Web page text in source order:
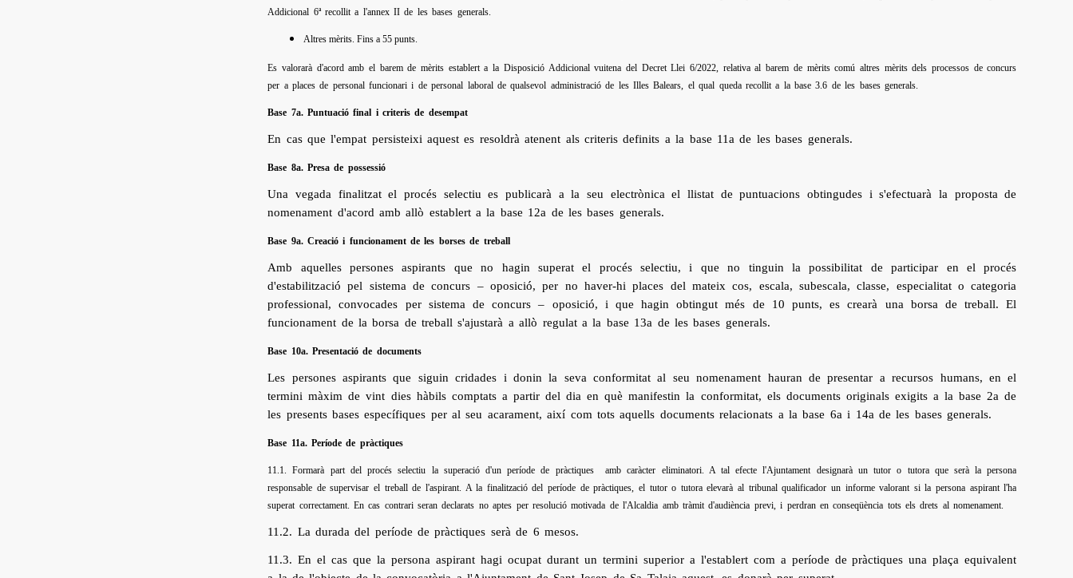
Addicional 6ª recollit a l'annex II de les bases generals.
Altres mèrits. Fins a 55 punts.
Es valorarà d'acord amb el barem de mèrits establert a la Disposició Addicional vuitena del Decret Llei 6/2022, relativa al barem de mèrits comú altres mèrits dels processos de concurs
per a places de personal funcionari i de personal laboral de qualsevol administració de les Illes Balears, el qual queda recollit a la base 3.6 de les bases generals.
Base 7a. Puntuació final i criteris de desempat
En cas que l'empat persisteixi aquest es resoldrà atenent als criteris definits a la base 11a de les bases generals.
Base 8a. Presa de possessió
Una vegada finalitzat el procés selectiu es publicarà a la seu electrònica el llistat de puntuacions obtingudes i s'efectuarà la proposta de
nomenament d'acord amb allò establert a la base 12a de les bases generals.
Base 9a. Creació i funcionament de les borses de treball
Amb aquelles persones aspirants que no hagin superat el procés selectiu, i que no tinguin la possibilitat de participar en el procés
d'estabilització pel sistema de concurs – oposició, per no haver-hi places del mateix cos, escala, subescala, classe, especialitat o categoria
professional, convocades per sistema de concurs – oposició, i que hagin obtingut més de 10 punts, es crearà una borsa de treball. El
funcionament de la borsa de treball s'ajustarà a allò regulat a la base 13a de les bases generals.
Base 10a. Presentació de documents
Les persones aspirants que siguin cridades i donin la seva conformitat al seu nomenament hauran de presentar a recursos humans, en el
termini màxim de vint dies hàbils comptats a partir del dia en què manifestin la conformitat, els documents originals exigits a la base 2a de
les presents bases específiques per al seu acarament, així com tots aquells documents relacionats a la base 6a i 14a de les bases generals.
Base 11a. Període de pràctiques
11.1. Formarà part del procés selectiu la superació d'un període de pràctiques amb caràcter eliminatori. A tal efecte l'Ajuntament designarà un tutor o tutora que serà la persona
responsable de supervisar el treball de l'aspirant. A la finalització del període de pràctiques, el tutor o tutora elevarà al tribunal qualificador un informe valorant si la persona aspirant l'ha
superat correctament. En cas contrari seran declarats no aptes per resolució motivada de l'Alcaldia amb tràmit d'audiència previ, i perdran en conseqüència tots els drets al nomenament.
11.2. La durada del període de pràctiques serà de 6 mesos.
11.3. En el cas que la persona aspirant hagi ocupat durant un termini superior a l'establert com a període de pràctiques una plaça equivalent